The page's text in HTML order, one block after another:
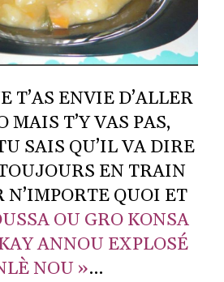
T’AS ENVIE D’ALLER
MAIS T’Y VAS PAS,
SAIS QU’IL VA DIRE
EN TRAIN
N’IMPORTE QUOI ET
OU GRO KONSA
ANNOU EXPLOSÉ
NOU »…